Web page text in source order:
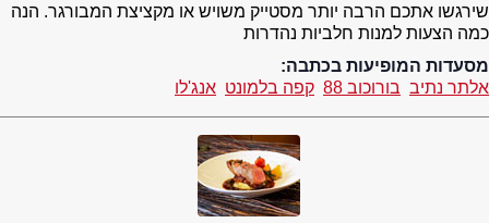
שירגשו אתכם הרבה יותר מסטייק משויש או מקציצת המבורגר. הנה
כמה הצעות למנות חלביות נהדרות
מסעדות המופיעות בכתבה:
אלתר נתיב בורוכוב 88 קפה בלמונט אנג'לו